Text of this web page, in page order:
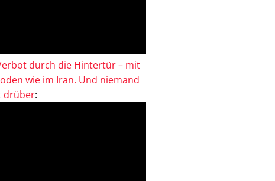
durch die Hintertür – mit
wie im Iran. Und niemand
drüber: